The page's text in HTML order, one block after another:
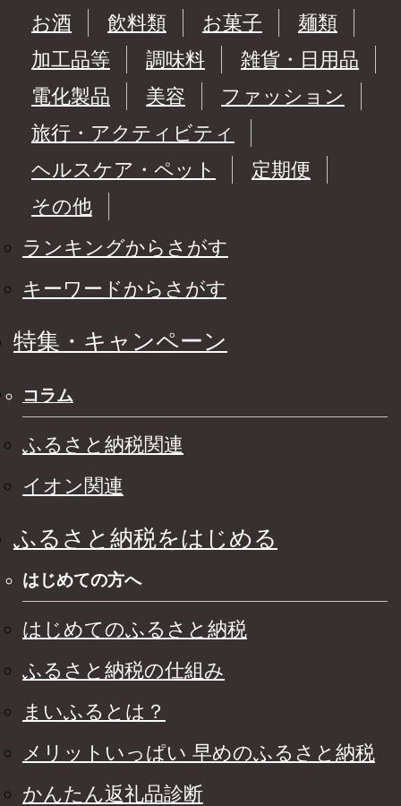
お酒
飲料類 お菓子
麺類
加工品等
調味料
雑貨・日用品
電化製品
美容
ファッション
旅行・アクティビティ
ヘルスケア・ペット
定期便
その他
ランキングからさがす
キーワードからさがす
特集・キャンペーン
コラム
ふるさと納税関連
イオン関連
ふるさと納税をはじめる
はじめての方へ
はじめてのふるさと納税
ふるさと納税の仕組み
まいふるとは？
メリットいっぱい 早めのふるさと納税
かんたん返礼品診断